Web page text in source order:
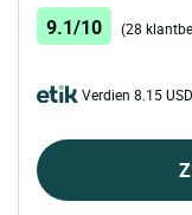
9.1/10 (28
Verdien 8.15 USD